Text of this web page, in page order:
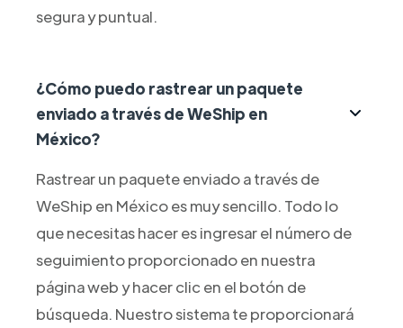
segura y puntual.
¿Cómo puedo rastrear un paquete
enviado a través de WeShip en
México?
Rastrear un paquete enviado a través de
WeShip en México es muy sencillo. Todo lo
que necesitas hacer es ingresar el número de
seguimiento proporcionado en nuestra
página web y hacer clic en el botón de
búsqueda. Nuestro sistema te proporcionará